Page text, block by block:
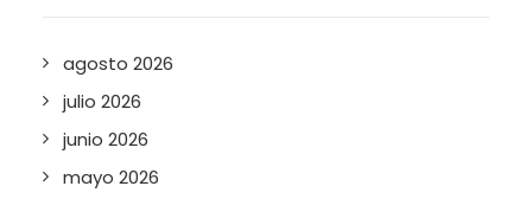
agosto 2026
julio 2026
junio 2026
mayo 2026